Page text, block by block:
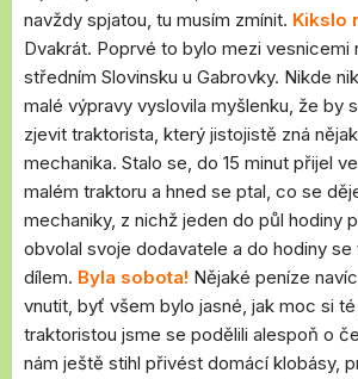
navždy spjatou, tu musím zmínit. Kikslo
Dvakrát. Poprvé to bylo mezi vesnicemi
středním Slovinsku u Gabrovky. Nikde
malé výpravy vyslovila myšlenku, že by
zjevit traktorista, který jistojistě zná
mechanika. Stalo se, do 15 minut přijel
malém traktoru a hned se ptal, co se
mechaniky, z nichž jeden do půl hodiny
obvolal svoje dodavatele a do hodiny se
dílem. Byla sobota! Nějaké peníze
vnutit, byť všem bylo jasné, jak moc si
traktoristou jsme se podělili alespoň o
nám ještě stihl přivést domácí klobásy,